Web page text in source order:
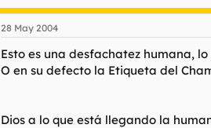
28 May 2004
Esto es una desfachatez humana,
O en su defecto la Etiqueta del
Dios a lo que está llegando la